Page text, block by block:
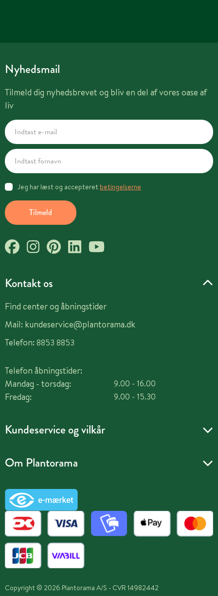
Kontakt os
Find center og åbningstider
Mail: kundeservice@plantorama.dk
Telefon: 8853 8853
Telefon åbningstider:
Mandag - torsdag:
Fredag:
9.00 - 16.00
9.00 - 15.30
Kundeservice og vilkår
Om Plantorama
Nyhedsmail
Tilmeld dig nyhedsbrevet og bliv en del af vores oase af
liv
Tilmeld
Jeg har læst og accepteret betingelserne
Copyright © 2026 Plantorama A/S - CVR 14982442